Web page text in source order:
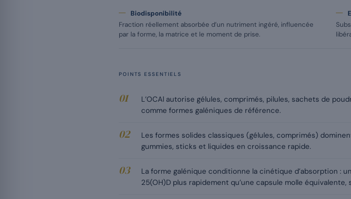
Biodisponibilité
Fraction réellement absorbée d’un nutriment ingéré, influencée
par la forme, la matrice et le moment de prise.
POINTS ESSENTIELS
L’OCAl autorise gélules, comprimés, pilules, sachets de
comme formes galéniques de référence.
Les formes solides classiques (gélules, comprimés)
gummies, sticks et liquides en croissance rapide.
La forme galénique conditionne la cinétique d’absorption :
25(OH)D plus rapidement qu’une capsule molle équivalente,